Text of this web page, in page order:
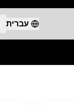
עברית